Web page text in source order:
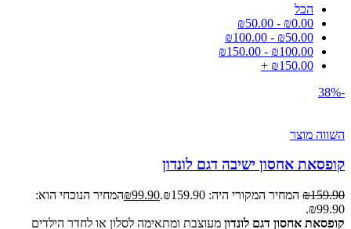
הכל
₪0.00
-
₪50.00
₪50.00
-
₪100.00
₪100.00
-
₪150.00
₪150.00
+
-38%
השווה מוצר
קופסאת אחסון ישיבה דגם לונדון
₪159.90 המחיר המקורי היה: ₪159.90. ₪99.90
המחיר הנוכחי הוא:
₪99.90.
קופסאת אחסון דגם לונדון מעוצבת ומתאימה לסלון או לחדר הילדים